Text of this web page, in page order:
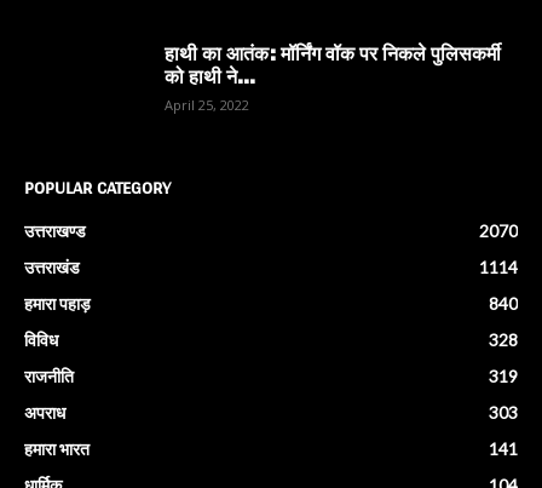
हाथी का आतंक: मॉर्निंग वॉक पर निकले पुलिसकर्मी
को हाथी ने...
April 25, 2022
POPULAR CATEGORY
उत्तराखण्ड
2070
उत्तराखंड
1114
हमारा पहाड़
840
विविध
328
राजनीति
319
अपराध
303
हमारा भारत
141